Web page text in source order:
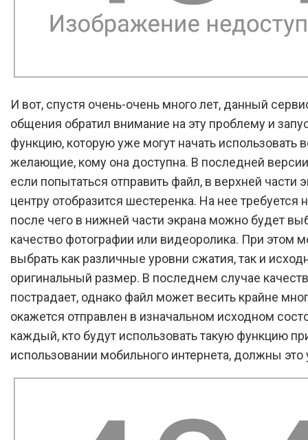
И вот, спустя очень-очень много лет, данный
общения обратил внимание на эту проблему и
функцию, которую уже могут начать использовать
желающие, кому она доступна. В последней
если попытаться отправить файл, в верхней части
центру отобразится шестеренка. На нее требуется
после чего в нижней части экрана можно будет
качество фотографии или видеоролика. При этом
выбрать как различные уровни сжатия, так и
оригинальный размер. В последнем случае
пострадает, однако файл может весить крайне
окажется отправлен в изначальном исходном
каждый, кто будут использовать такую функцию
использовании мобильного интернета, должны это